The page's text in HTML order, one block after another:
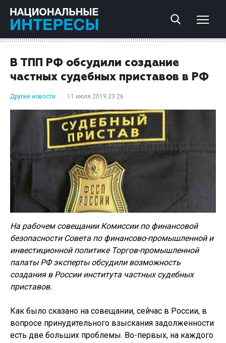
В ТПП РФ обсудили создание
частных судебных приставов в РФ
Другие новости 11 июля 2019 23:26
На рабочем совещании Комиссии по финансовой
безопасности Совета по финансово-промышленной и
инвестиционной политике Торгов-промышленной
палаты РФ эксперты обсудили возможность
создания в России института частных судебных
приставов.
Как было сказано на совещании, сейчас в России, в
вопросе принудительного взыскания задолженности
есть две больших проблемы. Во-первых, на каждого